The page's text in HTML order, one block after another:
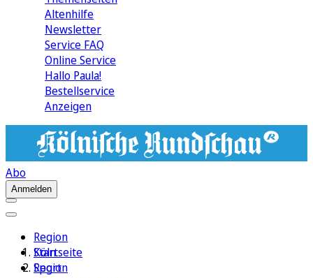
Altenhilfe
Newsletter
Service FAQ
Online Service
Hallo Paula!
Bestellservice
Anzeigen
Abo
Anmelden
Region
Köln
Sport
Startseite
Region